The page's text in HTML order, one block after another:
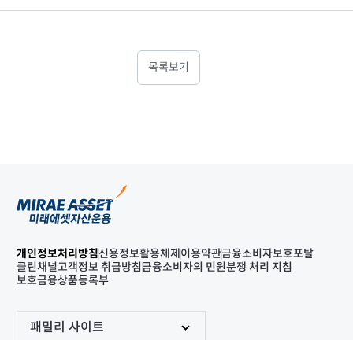
목록보기
개인정보처리방침신용정보활용체제 이용약관금융소비자보호포탈
클린채널고객정보 취급방침금융소비자의 민원분쟁 처리 지침
보호금융상품등록부
패밀리 사이트